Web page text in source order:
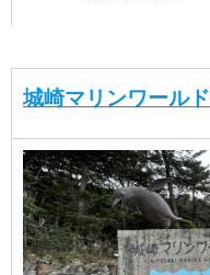
城崎マリンワールド